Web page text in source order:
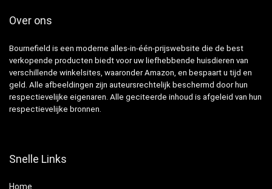
Over ons
Bournefield is een moderne alles-in-één-prijswebsite die de best
verkopende producten biedt voor uw liefhebbende huisdieren van
verschillende winkelsites, waaronder Amazon, en bespaart u tijd en
geld. Alle afbeeldingen zijn auteursrechtelijk beschermd door hun
respectievelijke eigenaren. Alle geciteerde inhoud is afgeleid van hun
respectievelijke bronnen.
Snelle Links
Home